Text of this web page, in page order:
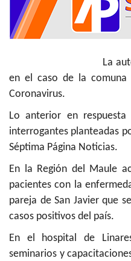
La autoridad
en el caso de la comuna
Coronavirus.
Lo anterior en
interrogantes planteadas
Séptima Página Noticias.
En la Región del Maule
pacientes con la
pareja de San Javier que
casos positivos del país.
En el hospital de
seminarios y